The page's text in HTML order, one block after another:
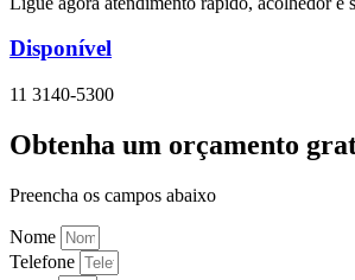
Disponível
11 3140-5300
Obtenha um orçamento
Preencha os campos abaixo
Nome
Telefone